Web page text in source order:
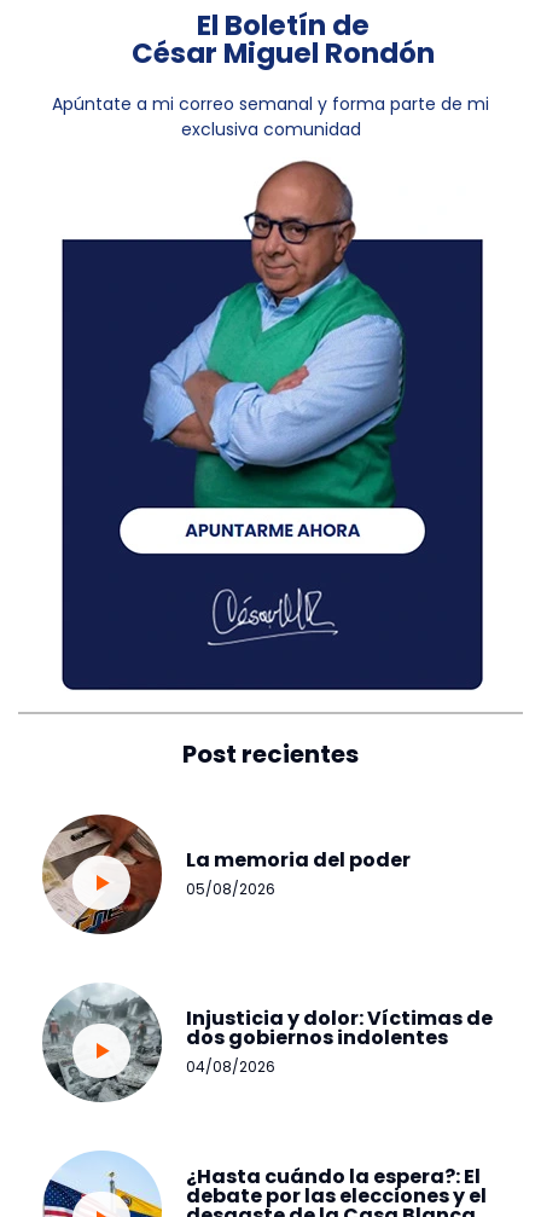
El Boletín de
César Miguel Rondón
Apúntate a mi correo semanal y forma parte de mi
exclusiva comunidad
Post recientes
La memoria del poder
05/08/2026
Injusticia y dolor: Víctimas de
dos gobiernos indolentes
04/08/2026
¿Hasta cuándo la espera?: El
debate por las elecciones y el